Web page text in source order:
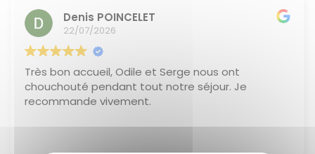
Denis POINCELET
22/07/2026
Très bon accueil, Odile et Serge nous ont
chouchouté pendant tout notre séjour. Je
recommande vivement.